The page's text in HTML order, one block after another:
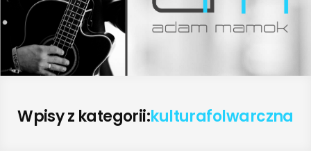
Wpisy z kategorii:kulturafolwarczna